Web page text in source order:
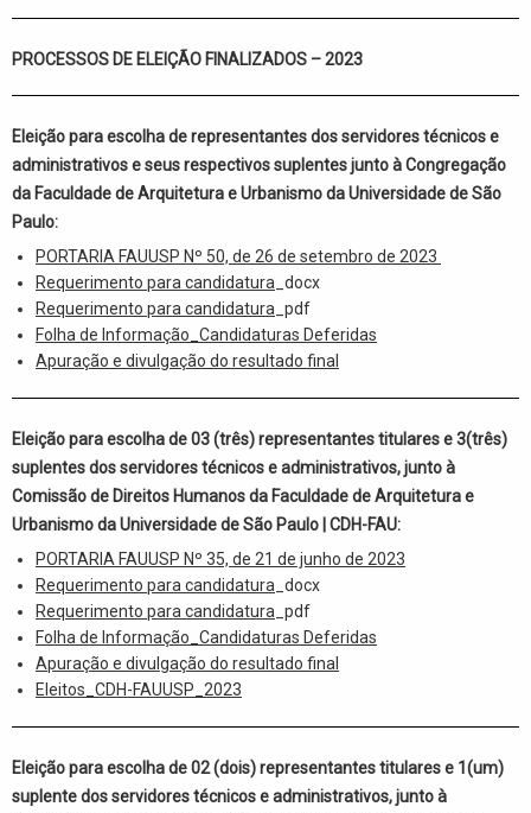
PROCESSOS DE ELEIÇÃO FINALIZADOS – 2023
Eleição para escolha de representantes dos servidores técnicos e
administrativos e seus respectivos suplentes junto à Congregação
da Faculdade de Arquitetura e Urbanismo da Universidade de São
Paulo:
PORTARIA FAUUSP Nº 50, de 26 de setembro de 2023
Requerimento para candidatura _docx
Requerimento para candidatura _pdf
Folha de Informação_Candidaturas Deferidas
Apuração e divulgação do resultado final
Eleição para escolha de 03 (três) representantes titulares e 3(três)
suplentes dos servidores técnicos e administrativos, junto à
Comissão de Direitos Humanos da Faculdade de Arquitetura e
Urbanismo da Universidade de São Paulo | CDH-FAU:
PORTARIA FAUUSP Nº 35, de 21 de junho de 2023
Requerimento para candidatura _docx
Requerimento para candidatura _pdf
Folha de Informação_Candidaturas Deferidas
Apuração e divulgação do resultado final
Eleitos_CDH-FAUUSP_2023
Eleição para escolha de 02 (dois) representantes titulares e 1(um)
suplente dos servidores técnicos e administrativos, junto à